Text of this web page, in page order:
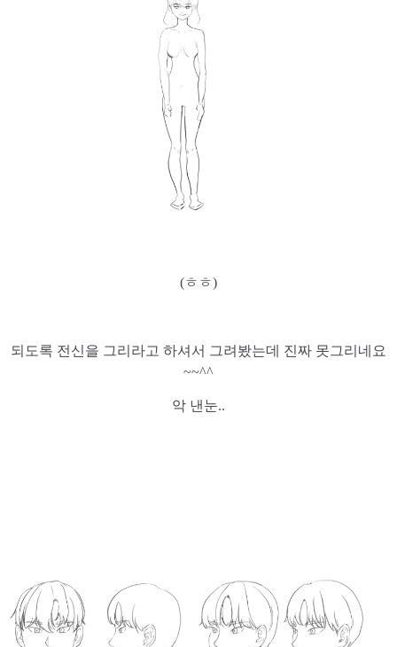
(ㅎㅎ)
되도록 전신을 그리라고 하셔서 그려봤는데 진짜 못그리네요
~~^^
악 낸눈..